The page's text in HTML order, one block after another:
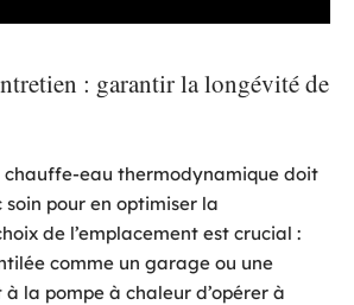
: garantir la longévité de
chauffe-eau thermodynamique doit
pour en optimiser la
de l’emplacement est crucial :
comme un garage ou une
la pompe à chaleur d’opérer à